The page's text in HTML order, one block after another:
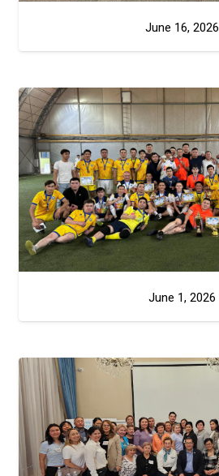
June 16, 2026
June 1, 2026